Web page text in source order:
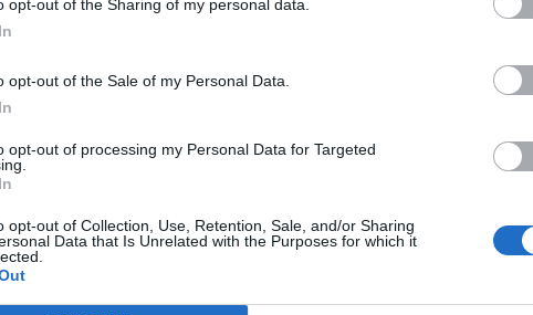
opt-out of the Sharing of my personal data.
opt-out of the Sale of my Personal Data.
opt-out of processing my Personal Data for Targeted
opt-out of Collection, Use, Retention, Sale, and/or Sharing
Data that Is Unrelated with the Purposes for which it
(AEM)
de l'Ebre (AECE)
(CEB)
de Tarragona (CEPTA)
de Lleida (COELL)